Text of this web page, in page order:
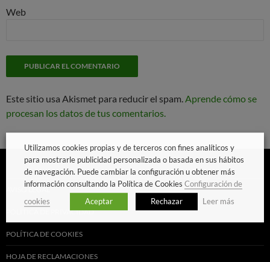
Web
Este sitio usa Akismet para reducir el spam.Aprende cómo se
procesan los datos de tus comentarios.
AVISO LEGAL
POLÍTICA DE PRIVACIDAD
POLÍTICA DE COOKIES
HOJA DE RECLAMACIONES
Utilizamos cookies propias y de terceros con fines analíticos y
para mostrarle publicidad personalizada o basada en sus hábitos
de navegación. Puede cambiar la configuración u obtener más
información consultando la Política de Cookies Configuración de
cookies
Aceptar Rechazar Leer más